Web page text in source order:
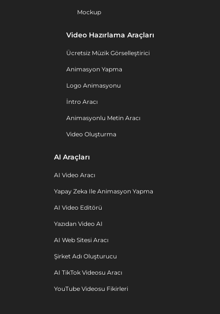
Mockup
Video Hazırlama Araçları
Ücretsiz Müzik Görselleştirici
Animasyon Yapma
Logo Animasyonu
İntro Aracı
Animasyonlu Metin Aracı
Video Oluşturma
AI Araçları
AI Video Aracı
Yapay Zeka Ile Animasyon Yapma
AI Video Editörü
Yazıdan Video AI
AI Web Sitesi Aracı
Şirket Adı Oluşturucu
AI TikTok Videosu Aracı
YouTube Videosu Fikirleri